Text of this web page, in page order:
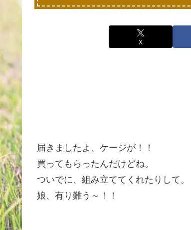
X
届きましたよ、ケージが！！
買ってもらったんだけどね。
ついでに、組み立ててくれたりして。
娘、有り難う～！！